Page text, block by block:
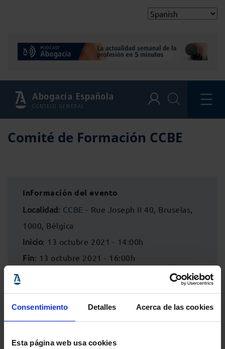
Consentimiento Detalles Acerca de las cookies
Esta página web usa cookies
Abogacía Española
CONSEJO GENERAL
Comité de Formación CCBE
Información del evento
Localidad: CCBE - Rue Joseph II 40, Bruselas,
1000, Bélgica
Inicio: 13 octubre 2021 - 14:00h
Fin: 13 octubre 2021 - 16:00h